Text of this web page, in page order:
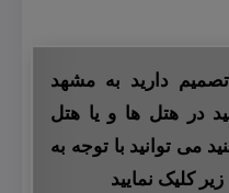
دارید به مشهد
در هتل ها و یا هتل
می توانید با توجه به
کلیک نمایید